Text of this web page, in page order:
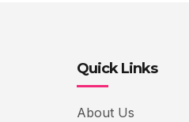
Quick Links
About Us